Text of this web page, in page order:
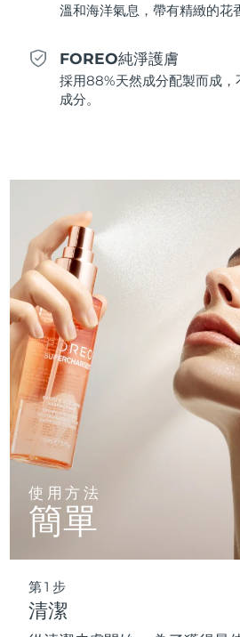
溫和海洋氣息，帶有精緻的花
FOREO純淨護膚
採用88%天然成分配製而成
成分。
使用方法
簡單
第1步
清潔
沙烏地阿拉伯
新加坡
斯洛伐克
南非
南韓
西班牙
瑞典
瑞士
台灣
泰國
阿拉伯聯合大公國
英國
美國